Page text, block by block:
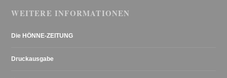
WEITERE INFORMATIONEN
Die HÖNNE-ZEITUNG
Druckausgabe